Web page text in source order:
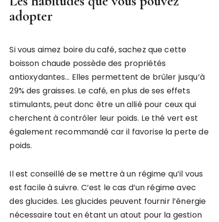
adopter
Si vous aimez boire du café, sachez que cette
boisson chaude possède des propriétés
antioxydantes… Elles permettent de brûler jusqu’à
29% des graisses. Le café, en plus de ses effets
stimulants, peut donc être un allié pour ceux qui
cherchent à contrôler leur poids. Le thé vert est
également recommandé car il favorise la perte de
poids.
Il est conseillé de se mettre à un régime qu’il vous
est facile à suivre. C’est le cas d’un régime avec
des glucides. Les glucides peuvent fournir l’énergie
nécessaire tout en étant un atout pour la gestion